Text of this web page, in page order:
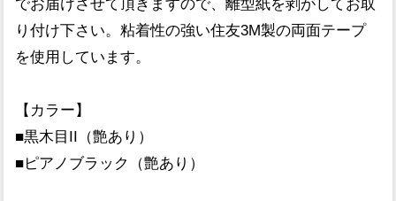
でお届けさせて頂きますので、離型紙を剥がしてお取
り付け下さい。粘着性の強い住友3M製の両面テープ
を使用しています。
【カラー】
■黒木目II（艶あり）
■ピアノブラック（艶あり）